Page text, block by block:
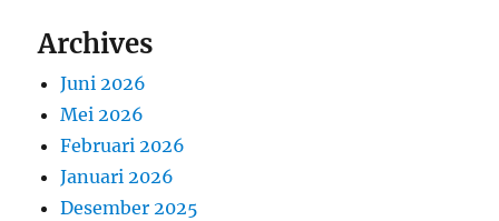
Archives
Juni 2026
Mei 2026
Februari 2026
Januari 2026
Desember 2025